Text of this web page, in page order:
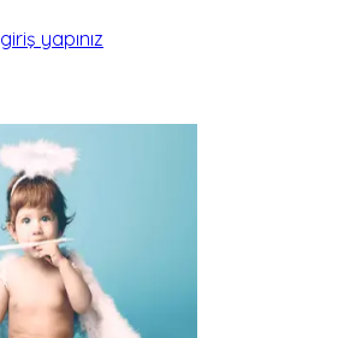
giriş yapınız